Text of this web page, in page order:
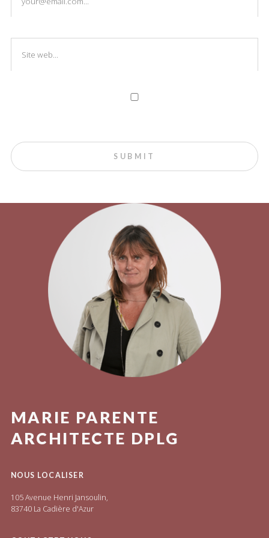
MARIE PARENTE
ARCHITECTE DPLG
NOUS LOCALISER
105 Avenue Henri Jansoulin,
83740 La Cadière d'Azur